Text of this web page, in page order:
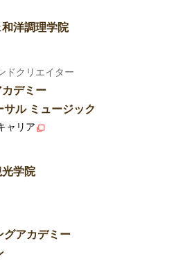
洋調理学院
ドクリエイター
デミー
ル ミュージック
ャリア
学院
グアカデミー